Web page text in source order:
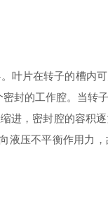
叶片在转子的槽内
封的工作腔。当转
进，密封腔的容积
液压不平衡作用力